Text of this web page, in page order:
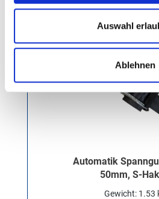
Auswahl
Ablehnen
Automatik
50mm, S-
Gewicht: 1.53